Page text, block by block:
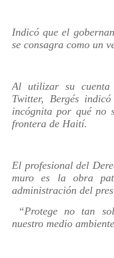
Indicó que el
se consagra como un
Al utilizar su
Twitter, Bergés
incógnita por qué no
frontera de Haití.
El profesional del
muro es la obra
administración del
“Protege no tan
nuestro medio